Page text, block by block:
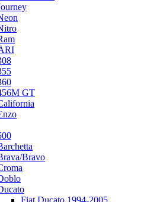
GT
Bravo
Fiat Ducato 1994-2005